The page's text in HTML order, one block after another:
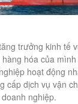
trưởng kinh tế
hàng hóa của
hoạt động
cấp dịch vụ vận
nghiệp.